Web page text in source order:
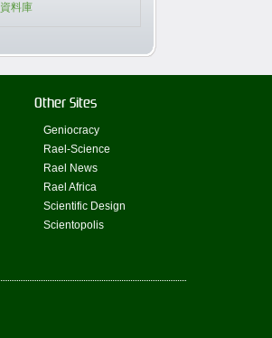
資料庫
Other Sites
Geniocracy
Rael-Science
Rael News
Rael Africa
Scientific Design
Scientopolis